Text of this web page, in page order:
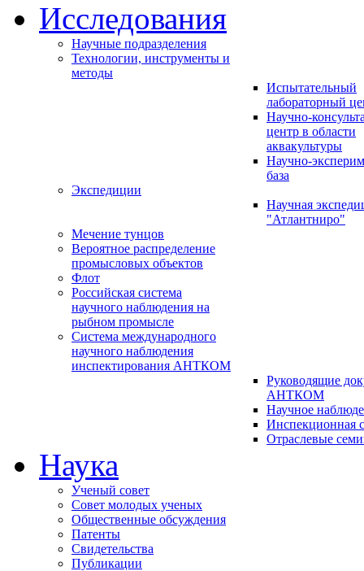
Исследования
Научные подразделения
Технологии, инструменты и
методы
Испытательный
лабораторный
Научно-
центр в области
аквакультуры
Научно-
база
Экспедиции
Научная
"Атлантниро"
Мечение тунцов
Вероятное распределение
промысловых объектов
Флот
Российская система
научного наблюдения на
рыбном промысле
Система международного
научного наблюдения
инспектирования АНТКОМ
Руководящие
АНТКОМ
Научное
Инспекционная
Отраслевые
Наука
Ученый совет
Совет молодых ученых
Общественные обсуждения
Патенты
Свидетельства
Публикации